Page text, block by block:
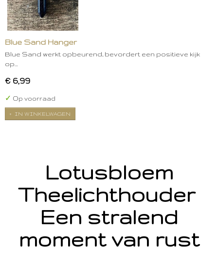
Blue Sand Hanger
Blue Sand werkt opbeurend, bevordert een positieve kijk
op…
€ 6,99
✓ Op voorraad
IN WINKELWAGEN
Lotusbloem
Theelichthouder
Een stralend
moment van rust